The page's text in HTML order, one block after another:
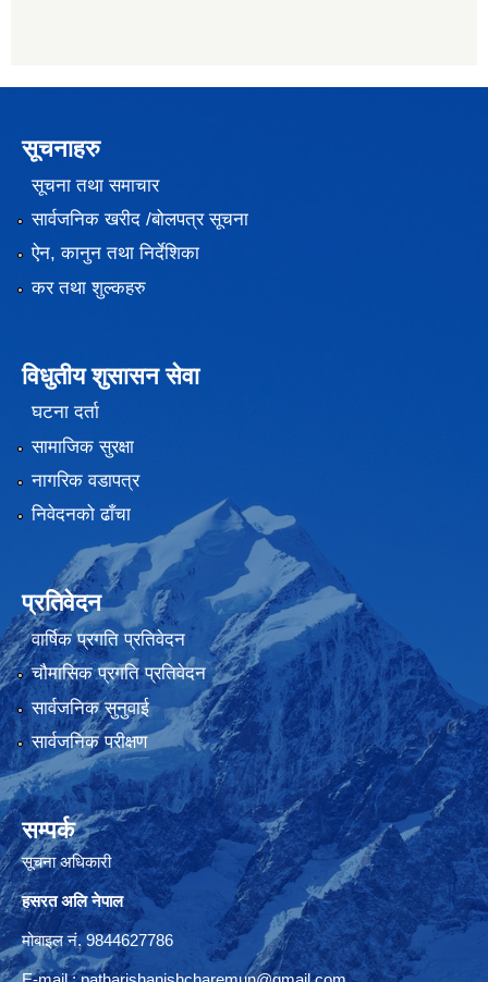
सूचनाहरु
सूचना तथा समाचार
सार्वजनिक खरीद /बोलपत्र सूचना
ऐन, कानुन तथा निर्देशिका
कर तथा शुल्कहरु
विधुतीय शुसासन सेवा
घटना दर्ता
सामाजिक सुरक्षा
नागरिक वडापत्र
निवेदनको ढाँचा
प्रतिवेदन
वार्षिक प्रगति प्रतिवेदन
चौमासिक प्रगति प्रतिवेदन
सार्वजनिक सुनुवाई
सार्वजनिक परीक्षण
सम्पर्क
सूचना अधिकारी
हसरत अलि नेपाल
मोबाइल नं. 9844627786